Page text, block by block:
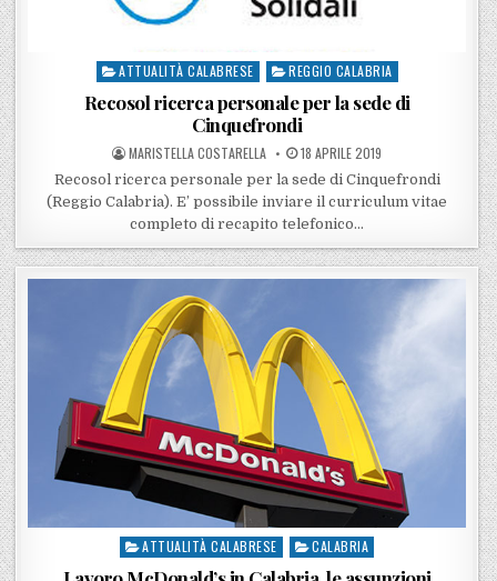
Posted in
ATTUALITÀ CALABRESE REGGIO CALABRIA
Recosol ricerca personale per la sede di
Cinquefrondi
POSTED BY
MARISTELLA COSTARELLA POSTED ON
18 APRILE 2019
Recosol ricerca personale per la sede di Cinquefrondi
(Reggio Calabria). E’ possibile inviare il curriculum vitae
completo di recapito telefonico…
Posted in
ATTUALITÀ CALABRESE CALABRIA